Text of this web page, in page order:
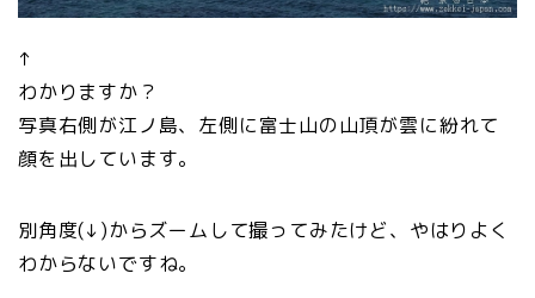
↑
わかりますか？
写真右側が江ノ島、左側に富士山の山頂が雲に紛れて
顔を出しています。
別角度(↓)からズームして撮ってみたけど、やはりよく
わからないですね。